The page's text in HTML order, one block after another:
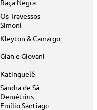
Raça Negra
Os Travessos
Simoní
Kleyton & Camargo
Gian e Giovani
Katinguelê
Sandra de Sá
Demétrius
Emílio Santiago